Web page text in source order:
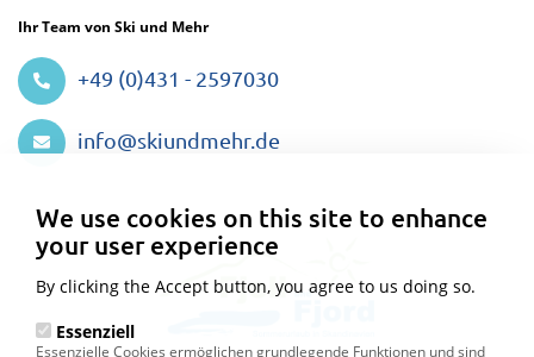
Ihr Team von Ski und Mehr
+49 (0)431 - 2597030
info@skiundmehr.de
We use cookies on this site to enhance
your user experience
By clicking the Accept button, you agree to us doing so.
Essenziell
Essenzielle Cookies ermöglichen grundlegende Funktionen und sind